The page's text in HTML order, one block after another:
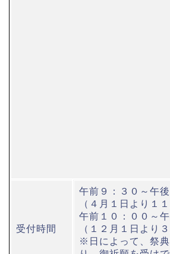
受付時間
午前９：３０～午
（４月１日より１
午前１０：００～
（１２月１日より
※日によって、祭